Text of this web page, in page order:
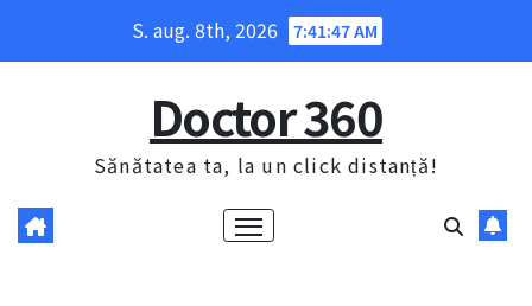
S. aug. 8th, 2026 7:41:48 AM
Doctor 360
Sănătatea ta, la un click distanță!